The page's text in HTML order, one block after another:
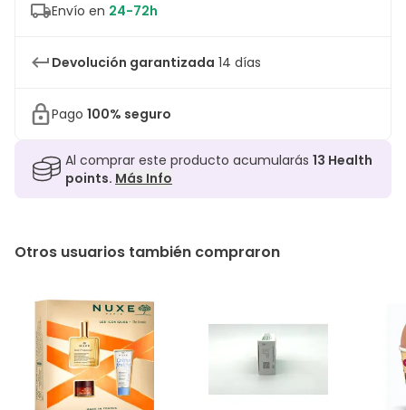
Envío en 24-72h
Devolución garantizada 14 días
Pago 100% seguro
Al comprar este producto acumularás 13 Health
points. Más Info
Otros usuarios también compraron